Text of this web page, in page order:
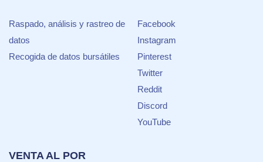
Raspado, análisis y rastreo de
datos
Recogida de datos bursátiles
Facebook
Instagram
Pinterest
Twitter
Reddit
Discord
YouTube
VENTA AL POR